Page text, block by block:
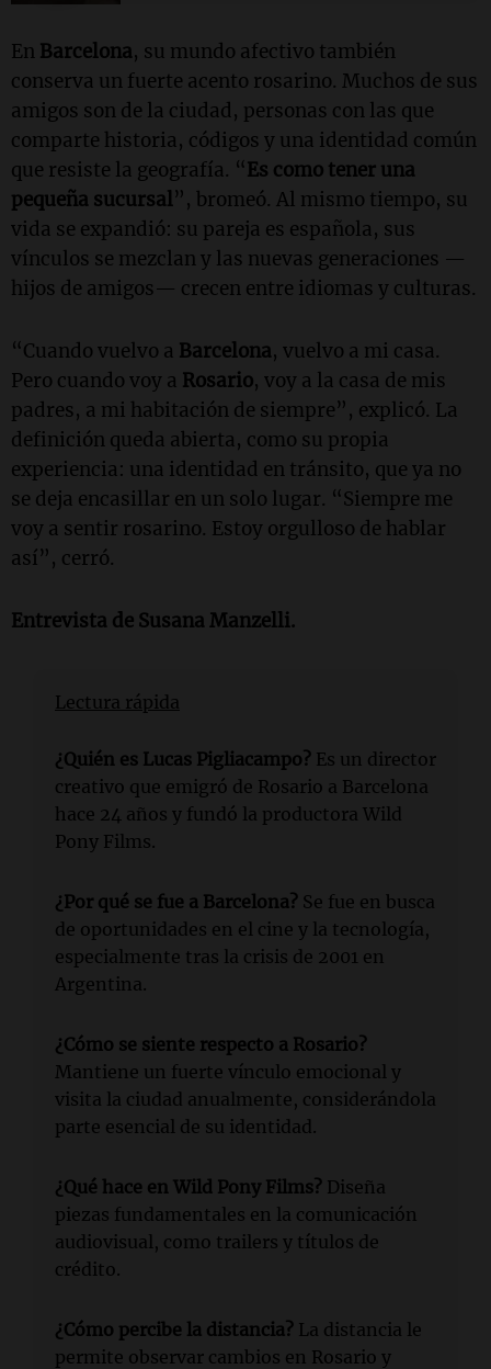
En Barcelona, su mundo afectivo también
conserva un fuerte acento rosarino. Muchos de sus
amigos son de la ciudad, personas con las que
comparte historia, códigos y una identidad común
que resiste la geografía. “Es como tener una
pequeña sucursal”, bromeó. Al mismo tiempo, su
vida se expandió: su pareja es española, sus
vínculos se mezclan y las nuevas generaciones —
hijos de amigos— crecen entre idiomas y culturas.
“Cuando vuelvo a Barcelona, vuelvo a mi casa.
Pero cuando voy a Rosario, voy a la casa de mis
padres, a mi habitación de siempre”, explicó. La
definición queda abierta, como su propia
experiencia: una identidad en tránsito, que ya no
se deja encasillar en un solo lugar. “Siempre me
voy a sentir rosarino. Estoy orgulloso de hablar
así”, cerró.
Entrevista de Susana Manzelli.
Lectura rápida
¿Quién es Lucas Pigliacampo? Es un director
creativo que emigró de Rosario a Barcelona
hace 24 años y fundó la productora Wild
Pony Films.
¿Por qué se fue a Barcelona? Se fue en busca
de oportunidades en el cine y la tecnología,
especialmente tras la crisis de 2001 en
Argentina.
¿Cómo se siente respecto a Rosario?
Mantiene un fuerte vínculo emocional y
visita la ciudad anualmente, considerándola
parte esencial de su identidad.
¿Qué hace en Wild Pony Films? Diseña
piezas fundamentales en la comunicación
audiovisual, como trailers y títulos de
crédito.
¿Cómo percibe la distancia? La distancia le
permite observar cambios en Rosario y